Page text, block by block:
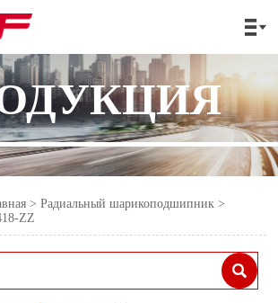

>Радиальный шарикоподшипник >
ZZ
